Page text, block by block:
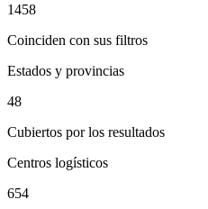
1458
Coinciden con sus filtros
Estados y provincias
48
Cubiertos por los resultados
Centros logísticos
654